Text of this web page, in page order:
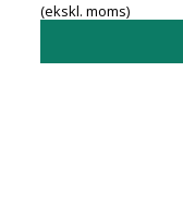
(ekskl. moms)